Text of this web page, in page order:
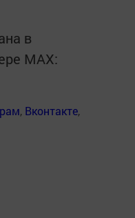
в
MАХ:
, Вконтакте,